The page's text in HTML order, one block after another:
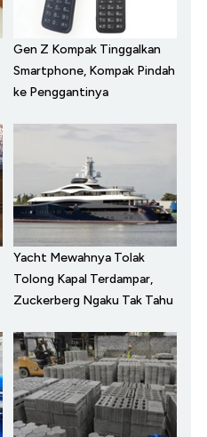
Gen Z Kompak Tinggalkan
Smartphone, Kompak Pindah
ke Penggantinya
Yacht Mewahnya Tolak
Tolong Kapal Terdampar,
Zuckerberg Ngaku Tak Tahu